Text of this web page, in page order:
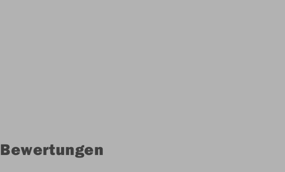
Bewertungen